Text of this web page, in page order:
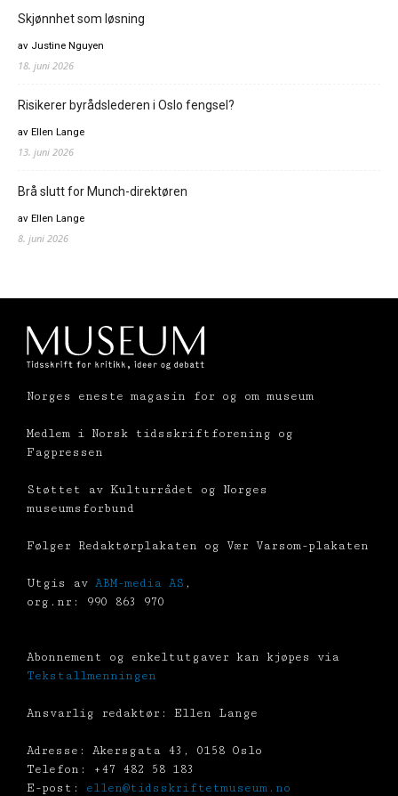
Skjønnhet som løsning
av Justine Nguyen
18. juni 2026
Risikerer byrådslederen i Oslo fengsel?
av Ellen Lange
13. juni 2026
Brå slutt for Munch-direktøren
av Ellen Lange
8. juni 2026
Norges eneste magasin for og om museum
Medlem i Norsk tidsskriftforening og
Fagpressen
Støttet av Kulturrådet og Norges
museumsforbund
Følger Redaktørplakaten og Vær Varsom-plakaten
Utgis av ABM-media AS ,
org.nr: 990 863 970
Abonnement og enkeltutgaver kan kjøpes via
Tekstallmenningen
Ansvarlig redaktør: Ellen Lange
Adresse: Akersgata 43, 0158 Oslo
Telefon: +47 482 58 183
E-post: ellen@tidsskriftetmuseum.no